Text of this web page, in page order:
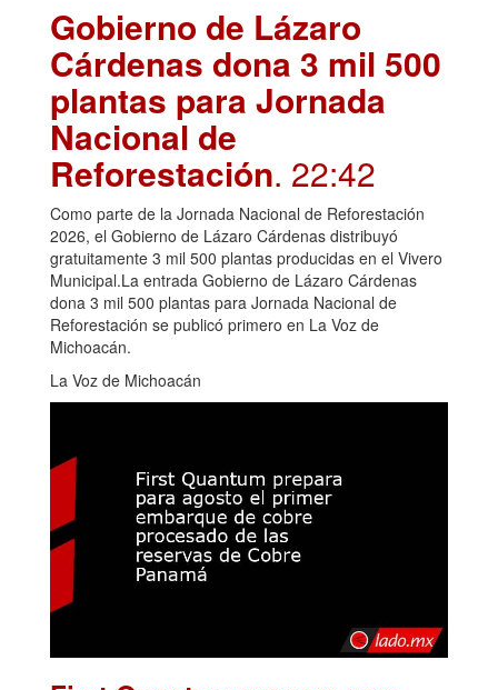
Gobierno de Lázaro
Cárdenas dona 3 mil 500
plantas para Jornada
Nacional de
Reforestación. 22:42
Como parte de la Jornada Nacional de Reforestación
2026, el Gobierno de Lázaro Cárdenas distribuyó
gratuitamente 3 mil 500 plantas producidas en el Vivero
Municipal.La entrada Gobierno de Lázaro Cárdenas
dona 3 mil 500 plantas para Jornada Nacional de
Reforestación se publicó primero en La Voz de
Michoacán.
La Voz de Michoacán